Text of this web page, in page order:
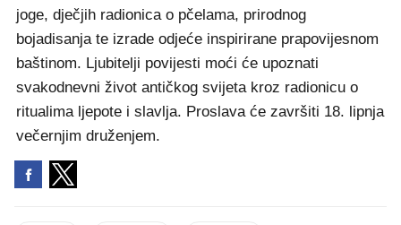
joge, dječjih radionica o pčelama, prirodnog
bojadisanja te izrade odjeće inspirirane prapovijesnom
baštinom. Ljubitelji povijesti moći će upoznati
svakodnevni život antičkog svijeta kroz radionicu o
ritualima ljepote i slavlja. Proslava će završiti 18. lipnja
večernjim druženjem.